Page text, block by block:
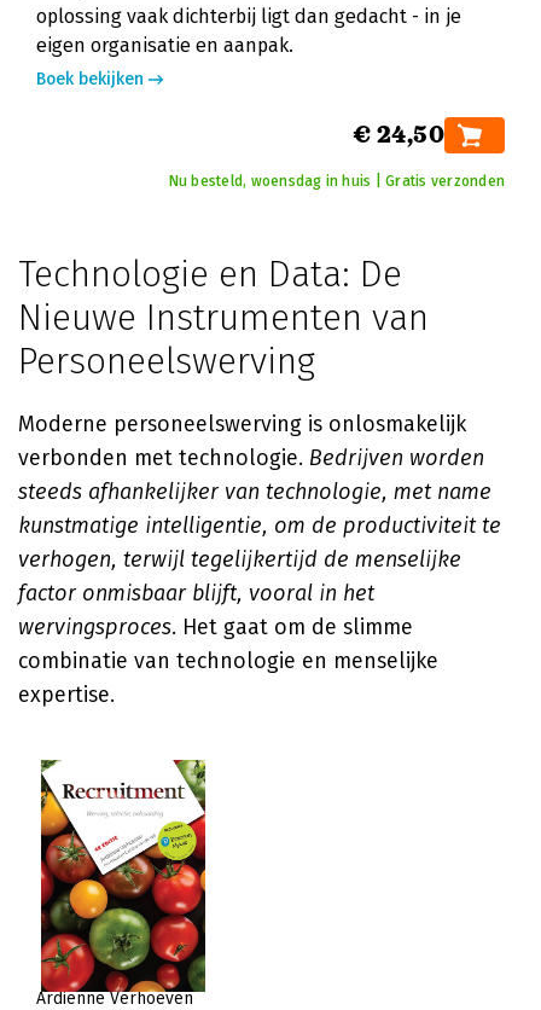
oplossing vaak dichterbij ligt dan gedacht - in je
eigen organisatie en aanpak.
Boek bekijken
€ 24,50
Nu besteld, woensdag in huis | Gratis verzonden
Technologie en Data: De
Nieuwe Instrumenten van
Personeelswerving
Moderne personeelswerving is onlosmakelijk
verbonden met technologie. Bedrijven worden
steeds afhankelijker van technologie, met name
kunstmatige intelligentie, om de productiviteit te
verhogen, terwijl tegelijkertijd de menselijke
factor onmisbaar blijft, vooral in het
wervingsproces. Het gaat om de slimme
combinatie van technologie en menselijke
expertise.
Ardiënne Verhoeven